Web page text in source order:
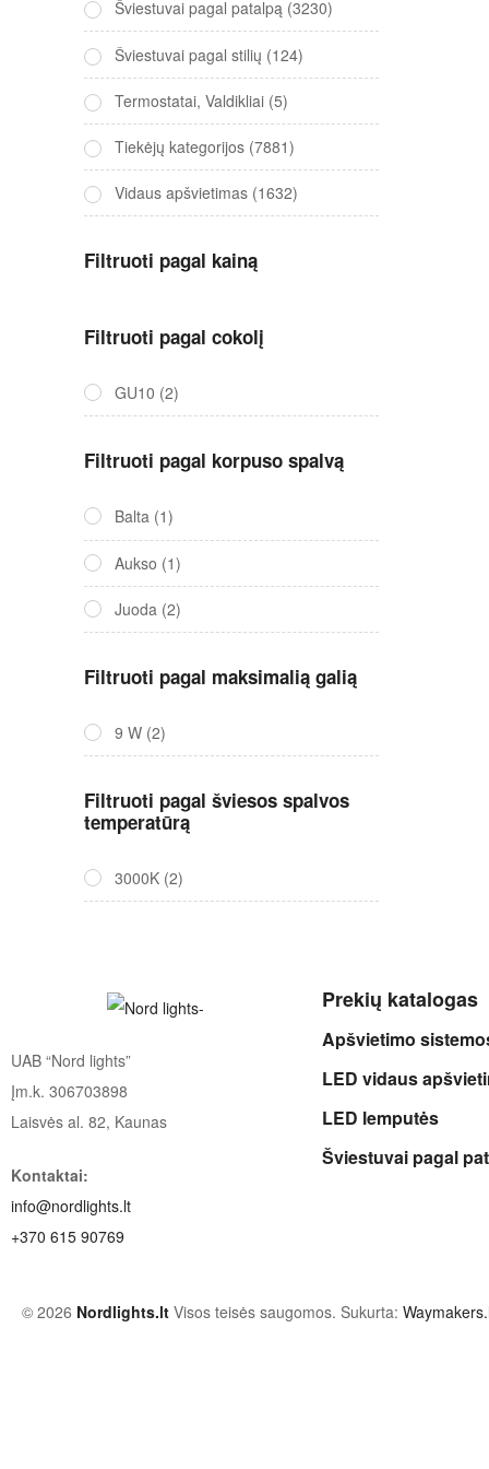
Šviestuvai pagal patalpą (3230)
Šviestuvai pagal stilių (124)
Termostatai, Valdikliai (5)
Tiekėjų kategorijos (7881)
Vidaus apšvietimas (1632)
Filtruoti pagal kainą
Filtruoti pagal cokolį
GU10 (2)
Filtruoti pagal korpuso spalvą
Balta (1)
Aukso (1)
Juoda (2)
Filtruoti pagal maksimalią galią
9 W (2)
Filtruoti pagal šviesos spalvos
temperatūrą
3000K (2)
UAB “Nord lights”
Įm.k. 306703898
Laisvės al. 82, Kaunas
Kontaktai:
info@nordlights.lt
+370 615 90769
Prekių katalogas
Apšvietimo
LED vidaus
LED lemputės
Šviestuvai pagal
© 2026 Nordlights.lt Visos teisės saugomos. Sukurta: